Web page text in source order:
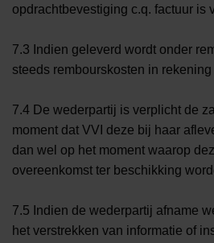
opdrachtbevestiging c.q. factuur is
7.3 Indien geleverd wordt onder
steeds rembourskosten in
7.4 De wederpartij is verplicht de
moment dat VVI deze bij haar
dan wel op het moment waarop
overeenkomst ter beschikking
7.5 Indien de wederpartij afname
het verstrekken van informatie of